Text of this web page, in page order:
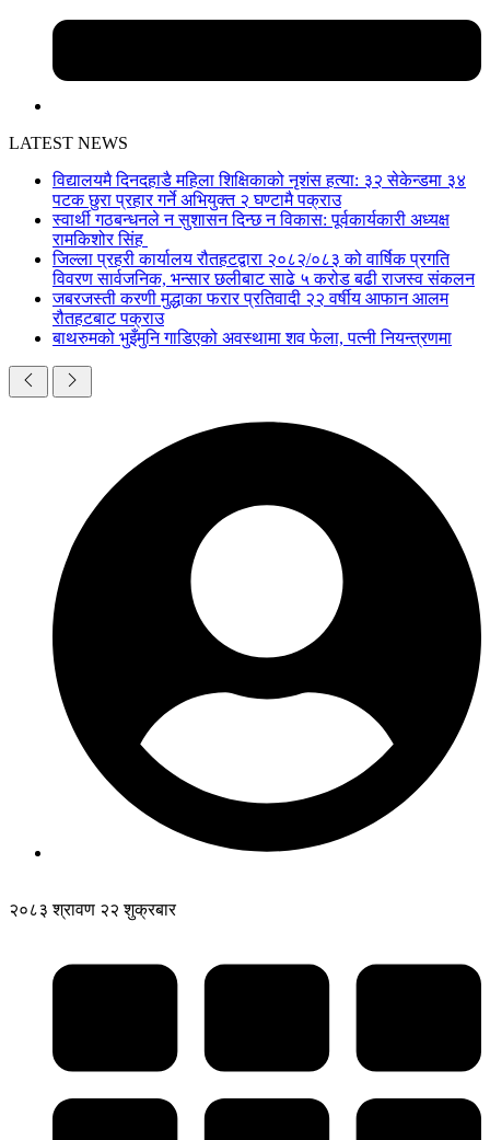
LATEST NEWS
विद्यालयमै दिनदहाडै महिला शिक्षिकाको नृशंस हत्या: ३२ सेकेन्डमा ३४
पटक छुरा प्रहार गर्ने अभियुक्त २ घण्टामै पक्राउ
स्वार्थी गठबन्धनले न सुशासन दिन्छ न विकास: पूर्वकार्यकारी अध्यक्ष
रामकिशोर सिंह ​
जिल्ला प्रहरी कार्यालय रौतहटद्वारा २०८२/०८३ को वार्षिक प्रगति
विवरण सार्वजनिक, भन्सार छलीबाट साढे ५ करोड बढी राजस्व संकलन
जबरजस्ती करणी मुद्धाका फरार प्रतिवादी २२ वर्षीय आफान आलम
रौतहटबाट पक्राउ
बाथरुमको भुइँमुनि गाडिएको अवस्थामा शव फेला, पत्नी नियन्त्रणमा
२०८३ श्रावण २२ शुक्रबार